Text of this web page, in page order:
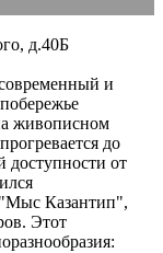
д.40Б
и
живописном
до
доступности от
"Мыс Казантип",
Этот